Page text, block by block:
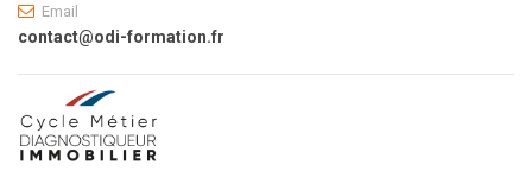
Email
contact@odi-formation.fr